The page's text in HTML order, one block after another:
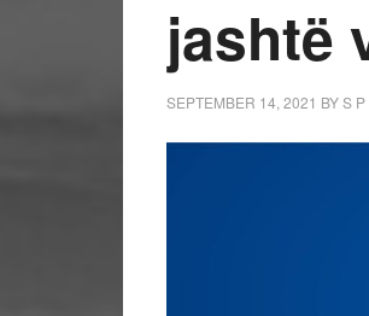
jashtë
SEPTEMBER 14, 2021 BYS P